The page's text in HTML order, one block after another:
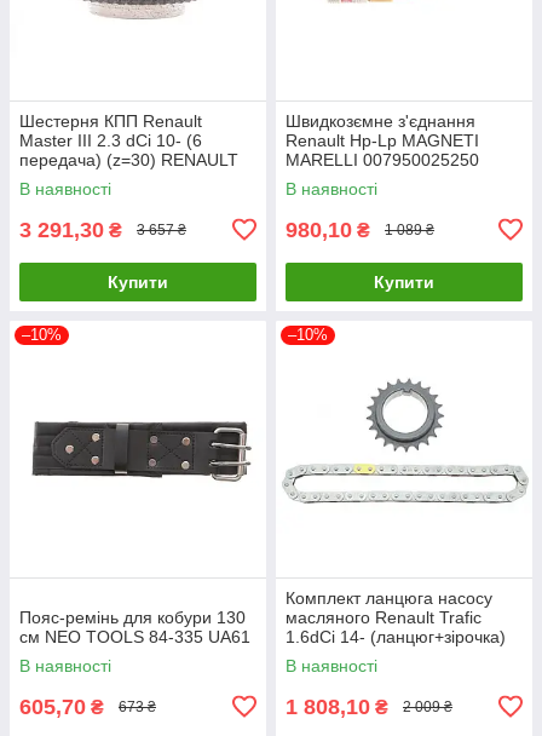
Шестерня КПП Renault
Master III 2.3 dCi 10- (6
передача) (z=30) RENAULT
8200022613 UA61
В наявності
3 291,30 ₴ 3 657 ₴
Купити
Швидкозємне з'єднання
Renault Hp-Lp MAGNETI
MARELLI 007950025250
UA61
В наявності
980,10 ₴ 1 089 ₴
Купити
–10%
Пояс-ремінь для кобури 130
см NEO TOOLS 84-335 UA61
В наявності
605,70 ₴ 673 ₴
–10%
Комплект ланцюга насосу
масляного Renault Trafic
1.6dCi 14- (ланцюг+зірочка)
(ном. двиг. >16071
150A00005R UA61
В наявності
1 808,10 ₴ 2 009 ₴